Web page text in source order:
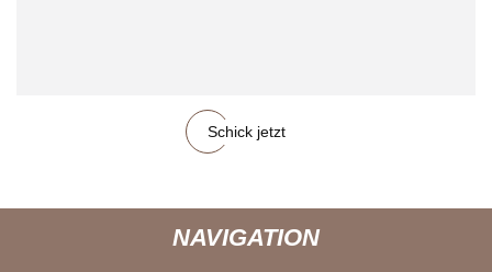
Schick jetzt
NAVIGATION